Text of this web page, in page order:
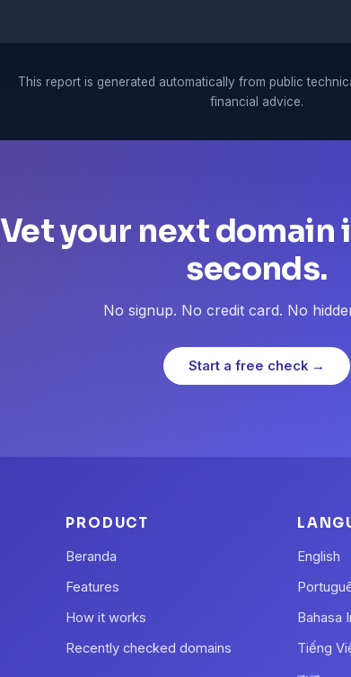
This report is generated automatically from public
financial advice.
Vet your next domain
seconds.
No signup. No credit card. No
Start a free check →
PRODUCT
Beranda
Features
How it works
Recently checked domains
English
Bahasa
Tiếng